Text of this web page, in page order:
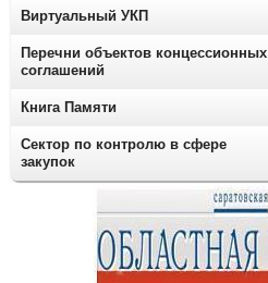
Виртуальный УКП
Перечни объектов концессионных
соглашений
Книга Памяти
Сектор по контролю в сфере
закупок